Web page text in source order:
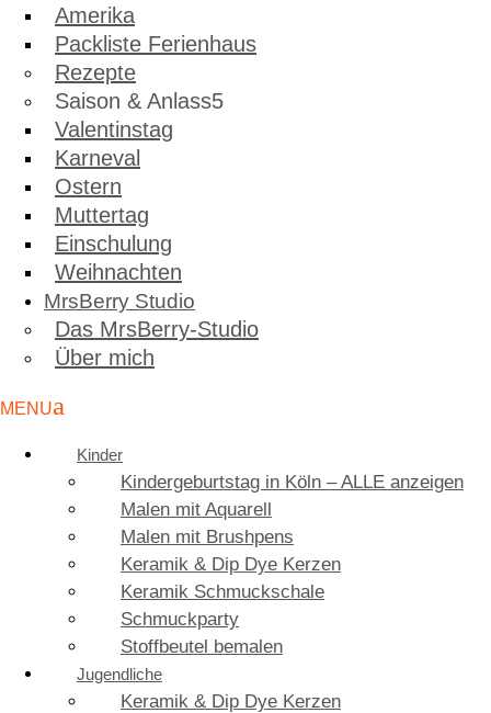
Amerika
Packliste Ferienhaus
Rezepte
Saison & Anlass
Valentinstag
Karneval
Ostern
Muttertag
Einschulung
Weihnachten
MrsBerry Studio
Das MrsBerry-Studio
Über mich
Kinder
Kindergeburtstag in Köln – ALLE anzeigen
Malen mit Aquarell
Malen mit Brushpens
Keramik & Dip Dye Kerzen
Keramik Schmuckschale
Schmuckparty
Stoffbeutel bemalen
Jugendliche
Keramik & Dip Dye Kerzen